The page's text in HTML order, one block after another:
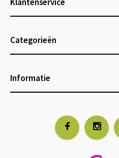
Categorieën
Informatie